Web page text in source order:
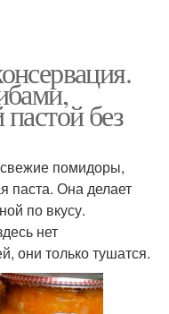
без
помидоры,
паста. Она делает
по вкусу.
нет
они только тушатся.